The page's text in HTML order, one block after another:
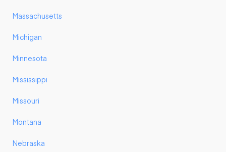
Massachusetts
Michigan
Minnesota
Mississippi
Missouri
Montana
Nebraska